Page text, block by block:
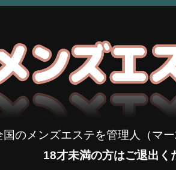
のメンズエステを管理人（マ
18才未満の方はご退出く